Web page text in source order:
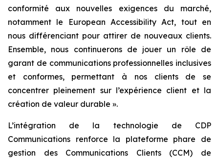
conformité aux nouvelles exigences du marché,
notamment le European Accessibility Act, tout en
nous différenciant pour attirer de nouveaux clients.
Ensemble, nous continuerons de jouer un rôle de
garant de communications professionnelles inclusives
et conformes, permettant à nos clients de se
concentrer pleinement sur l’expérience client et la
création de valeur durable ».
L’intégration de la technologie de CDP
Communications renforce la plateforme phare de
gestion des Communications Clients (CCM) de